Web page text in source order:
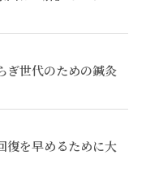
ぎ世代のための鍼灸
復を早めるために大